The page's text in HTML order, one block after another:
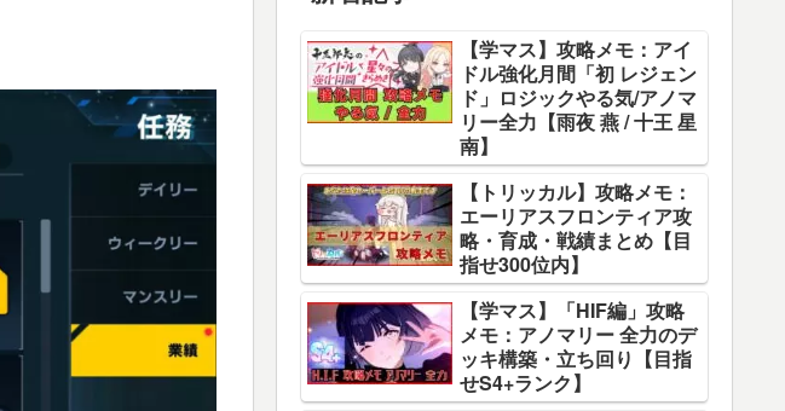
【学マス】攻略メモ：アイ
ドル強化月間「初 レジェン
ド」ロジックやる気/アノマ
リー全力【雨夜 燕 / 十王 星
南】
【トリッカル】攻略メモ：
エーリアスフロンティア攻
略・育成・戦績まとめ【目
指せ300位内】
【学マス】「HIF編」攻略
メモ：アノマリー 全力のデ
ッキ構築・立ち回り【目指
せS4+ランク】